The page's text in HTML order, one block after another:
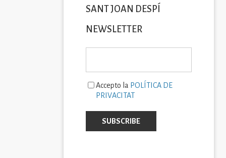
SANT JOAN DESPÍ
NEWSLETTER
Accepto la POLÍTICA DE
PRIVACITAT